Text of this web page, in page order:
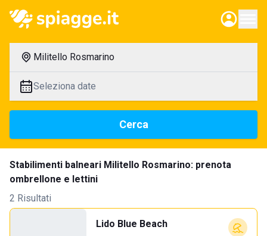
Militello Rosmarino
Seleziona date
Cerca
Stabilimenti balneari Militello Rosmarino: prenota
ombrellone e lettini
2 Risultati
Lido Blue Beach